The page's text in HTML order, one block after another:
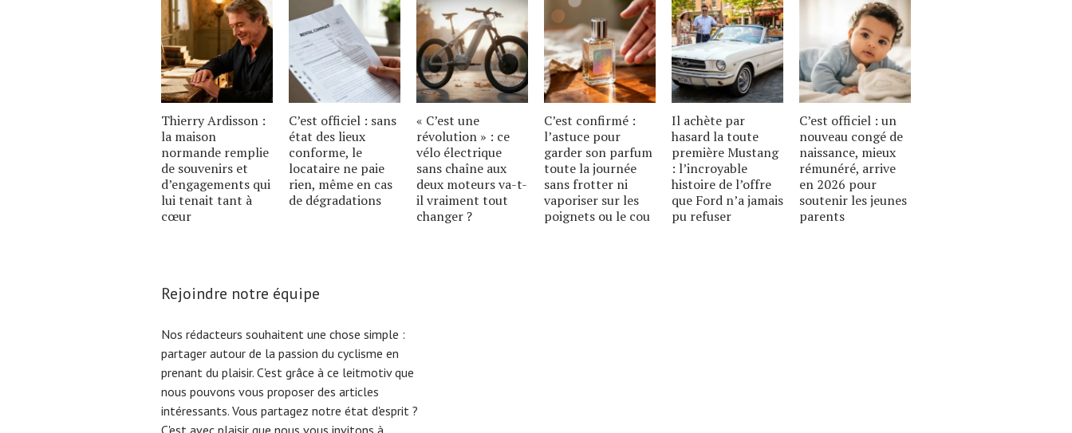
Thierry Ardisson :
la maison
normande remplie
de souvenirs et
d’engagements qui
lui tenait tant à
cœur
C’est officiel : sans
état des lieux
conforme, le
locataire ne paie
rien, même en cas
de dégradations
« C’est une
révolution » : ce
vélo électrique
sans chaîne aux
deux moteurs va-t-
il vraiment tout
changer ?
C’est confirmé :
l’astuce pour
garder son parfum
toute la journée
sans frotter ni
vaporiser sur les
poignets ou le cou
Il achète par
hasard la toute
première Mustang
: l’incroyable
histoire de l’offre
que Ford n’a jamais
pu refuser
C’est officiel : un
nouveau congé de
naissance, mieux
rémunéré, arrive
en 2026 pour
soutenir les jeunes
parents
Rejoindre notre équipe
Nos rédacteurs souhaitent une chose simple :
partager autour de la passion du cyclisme en
prenant du plaisir. C'est grâce à ce leitmotiv que
nous pouvons vous proposer des articles
intéressants. Vous partagez notre état d'esprit ?
C'est avec plaisir que nous vous invitons à